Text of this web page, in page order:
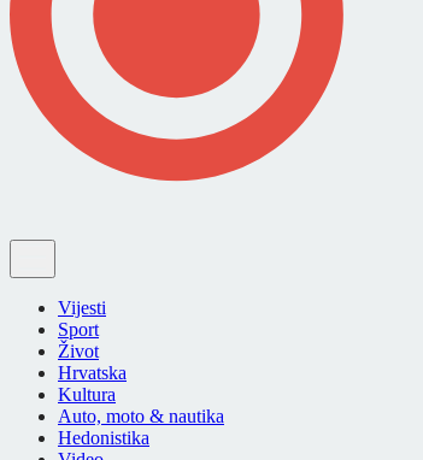
Vijesti
Sport
Život
Hrvatska
Kultura
Auto, moto & nautika
Hedonistika